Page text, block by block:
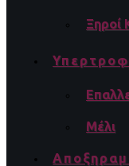
Ξηροί
Μέλι